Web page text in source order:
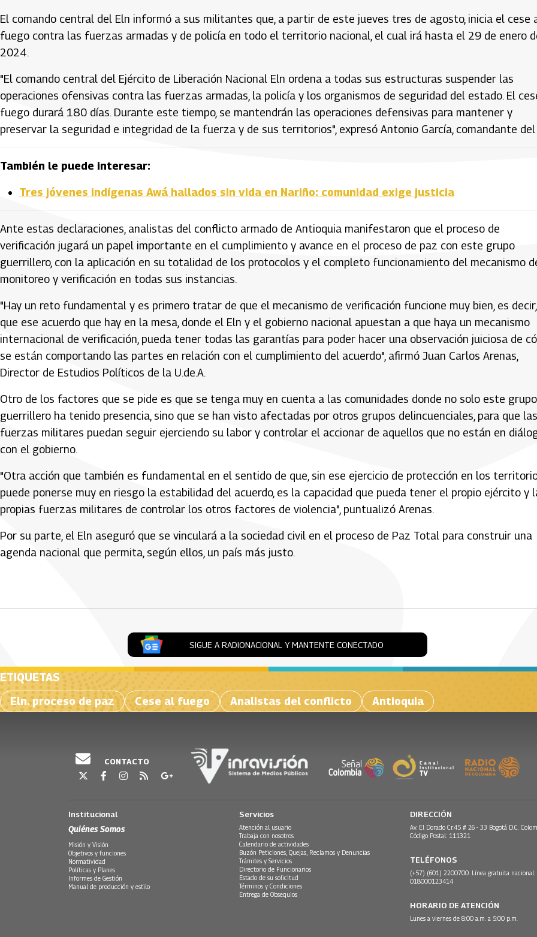
El comando central del Eln informó a sus militantes que, a partir de este jueves tres de agosto, inicia el cese
fuego contra las fuerzas armadas y de policía en todo el territorio nacional, el cual irá hasta el 29 de enero
2024.
"El comando central del Ejército de Liberación Nacional Eln ordena a todas sus estructuras suspender las
operaciones ofensivas contra las fuerzas armadas, la policía y los organismos de seguridad del estado. El
fuego durará 180 días. Durante este tiempo, se mantendrán las operaciones defensivas para mantener y
preservar la seguridad e integridad de la fuerza y de sus territorios", expresó Antonio García, comandante del
También le puede interesar:
Tres jóvenes indígenas Awá hallados sin vida en Nariño: comunidad exige justicia
Ante estas declaraciones, analistas del conflicto armado de Antioquia manifestaron que el proceso de
verificación jugará un papel importante en el cumplimiento y avance en el proceso de paz con este grupo
guerrillero, con la aplicación en su totalidad de los protocolos y el completo funcionamiento del mecanismo
monitoreo y verificación en todas sus instancias.
"Hay un reto fundamental y es primero tratar de que el mecanismo de verificación funcione muy bien, es decir,
que ese acuerdo que hay en la mesa, donde el Eln y el gobierno nacional apuestan a que haya un mecanismo
internacional de verificación, pueda tener todas las garantías para poder hacer una observación juiciosa de
se están comportando las partes en relación con el cumplimiento del acuerdo", afirmó Juan Carlos Arenas,
Director de Estudios Políticos de la U.de.A.
Otro de los factores que se pide es que se tenga muy en cuenta a las comunidades donde no solo este grupo
guerrillero ha tenido presencia, sino que se han visto afectadas por otros grupos delincuenciales, para que las
fuerzas militares puedan seguir ejerciendo su labor y controlar el accionar de aquellos que no están en
con el gobierno.
"Otra acción que también es fundamental en el sentido de que, sin ese ejercicio de protección en los
puede ponerse muy en riesgo la estabilidad del acuerdo, es la capacidad que pueda tener el propio ejército y
propias fuerzas militares de controlar los otros factores de violencia", puntualizó Arenas.
Por su parte, el Eln aseguró que se vinculará a la sociedad civil en el proceso de Paz Total para construir una
agenda nacional que permita, según ellos, un país más justo.
SIGUE A RADIONACIONAL Y MANTENTE CONECTADO
ETIQUETAS
Eln. proceso de paz
Cese al fuego Analistas del conflicto Antioquia
CONTACTO
Institucional
Quiénes Somos
Misión y Visión
Objetivos y funciones
Normatividad
Políticas y Planes
Informes de Gestión
Manual de producción y estilo
Servicios
Atención al usuario
Trabaja con nosotros
Calendario de actividades
Buzón Peticiones, Quejas, Reclamos y Denuncias
Trámites y Servicios
Directorio de Funcionarios
Estado de su solicitud
Términos y Condiciones
Entrega de Obsequios
DIRECCIÓN
Av. El Dorado Cr.45 # 26 - 33 Bogotá D.C.
Código Postal: 111321
TELÉFONOS
(+57) (601) 2200700. Línea gratuita nacional:
018000123414
HORARIO DE ATENCIÓN
Lunes a viernes de 8:00 a.m. a 5:00 p.m.